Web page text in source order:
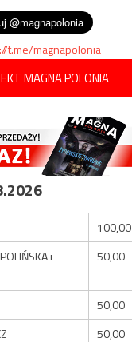
t.me/magnapolonia
MAGNA POLONIA
100,00
i
50,00
50,00
50,00